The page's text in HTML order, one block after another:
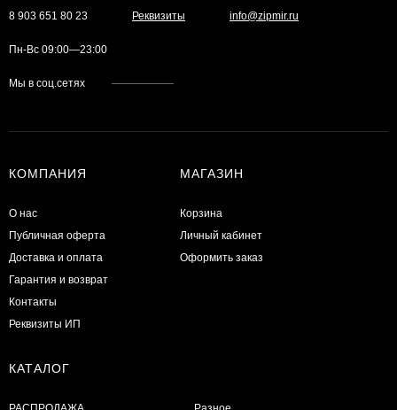
8 903 651 80 23 Реквизиты info@zipmir.ru
Пн-Вс 09:00—23:00
Мы в соц.сетях
КОМПАНИЯ
О нас
Публичная оферта
Доставка и оплата
Гарантия и возврат
Контакты
Реквизиты ИП
МАГАЗИН
Корзина
Личный кабинет
Оформить заказ
КАТАЛОГ